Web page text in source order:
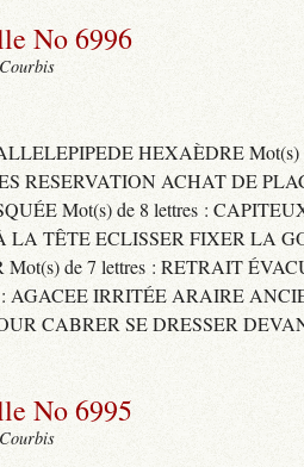
No 6996
HEXAÈDRE Mot(s)
RESERVATION ACHAT DE
Mot(s) de 8 lettres :
LA TÊTE ECLISSER FIXER LA
Mot(s) de 7 lettres : RETRAIT
: AGACEE IRRITÉE ARAIRE
CABRER SE DRESSER
No 6995